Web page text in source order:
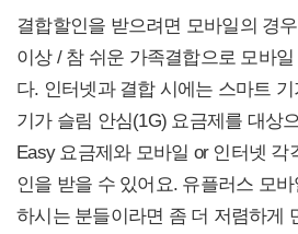
결합할인을 받으려면 모바일의 경
이상 / 참 쉬운 가족결합으로 모바
다. 인터넷과 결합 시에는 스마트
기가 슬림 안심(1G) 요금제를 대상
Easy 요금제와 모바일 or 인터넷 각
인을 받을 수 있어요. 유플러스 모
하시는 분들이라면 좀 더 저렴하게